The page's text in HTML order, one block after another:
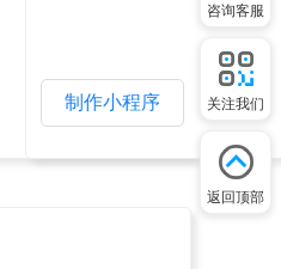
制作小程序
咨询客服
关注我们
返回顶部